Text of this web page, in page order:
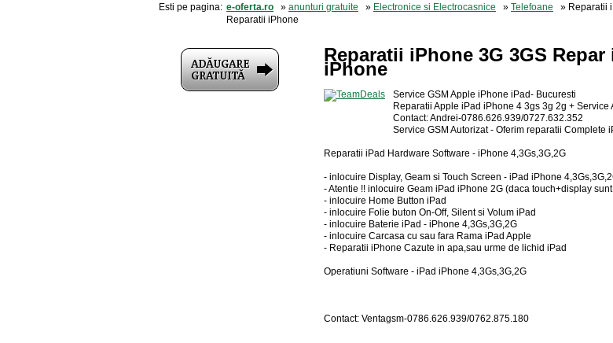
Esti pe pagina: e-oferta.ro » anunturi gratuite » Electronice si Electrocasnice » Telefoane » Reparatii
Reparatii iPhone
Reparatii iPhone 3G 3GS
iPhone
Service GSM Apple iPhone iPad- Bucuresti
Reparatii Apple iPad iPhone 4 3gs 3g 2g +
Contact: Andrei-0786.626.939/0727.632.352
Service GSM Autorizat - Oferim reparatii Complete
Reparatii iPad Hardware Software - iPhone 4,3Gs,3G,2G
- inlocuire Display, Geam si Touch Screen - iPad iPhone
- Atentie !! inlocuire Geam iPad iPhone 2G (daca touch+display
- inlocuire Home Button iPad
- inlocuire Folie buton On-Off, Silent si Volum iPad
- inlocuire Baterie iPad - iPhone 4,3Gs,3G,2G
- inlocuire Carcasa cu sau fara Rama iPad Apple
- Reparatii iPhone Cazute in apa,sau urme de lichid iPad
Operatiuni Software - iPad iPhone 4,3Gs,3G,2G
Contact: Ventagsm-0786.626.939/0762.875.180